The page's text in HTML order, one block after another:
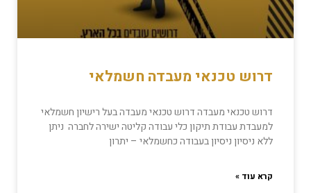
דרוש טכנאי מעבדה חשמלאי
דרוש טכנאי מעבדה דרוש טכנאי מעבדה בעל רישיון חשמלאי
למעבדת עבודת תיקון כלי עבודה קליטה ישירה לחברה ניתן
ללא ניסיון ניסיון בעבודה כחשמלאי – יתרון
קרא עוד »